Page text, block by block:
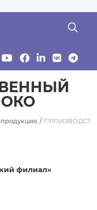
филиал»